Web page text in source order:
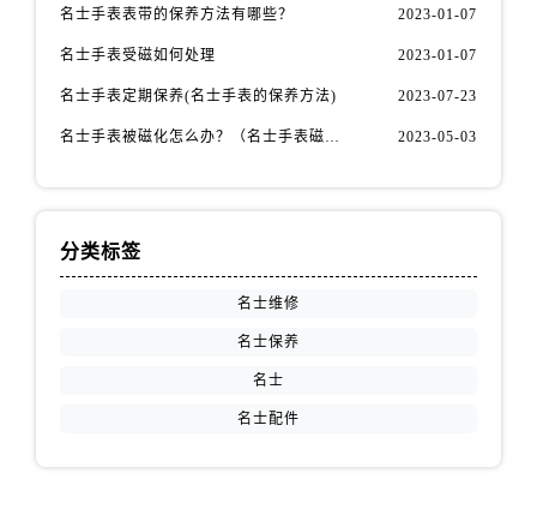
安徽省池州市贵池区长江路名士售后服务中心（需提前预约）
名士手表表带的保养方法有哪些？ 2023-01-07
名士手表受磁如何处理 2023-01-07
名士手表定期保养(名士手表的保养方法) 2023-07-23
名士手表被磁化怎么办？（名士手表磁化处理方法） 2023-05-03
分类标签
名士维修
名士保养
名士
名士配件